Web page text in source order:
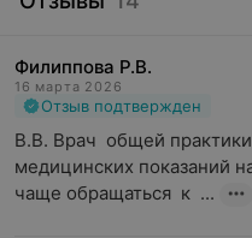
Филиппова Р.В.
16 марта 2026
Отзыв подтвержден
В.В. Врач  общей
медицинских показаний
чаще обращаться  к  ...